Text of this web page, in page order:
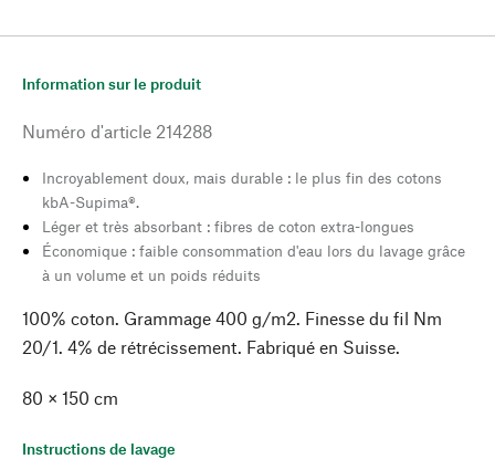
Information sur le produit
Numéro d'article 214288
Incroyablement doux, mais durable : le plus fin des cotons
kbA-Supima®.
Léger et très absorbant : fibres de coton extra-longues
Économique : faible consommation d'eau lors du lavage grâce
à un volume et un poids réduits
100% coton. Grammage 400 g/m2. Finesse du fil Nm
20/1. 4% de rétrécissement. Fabriqué en Suisse.
80 × 150 cm
Instructions de lavage